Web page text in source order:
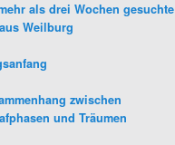
als drei Wochen gesuchte
Weilburg
zwischen
und Träumen